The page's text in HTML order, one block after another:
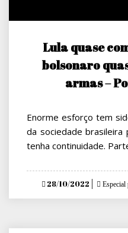
Lula quase
bolsonaro
armas –
Enorme esforço tem
da sociedade brasileira
tenha continuidade.
Posted
28/10/2022 Especial